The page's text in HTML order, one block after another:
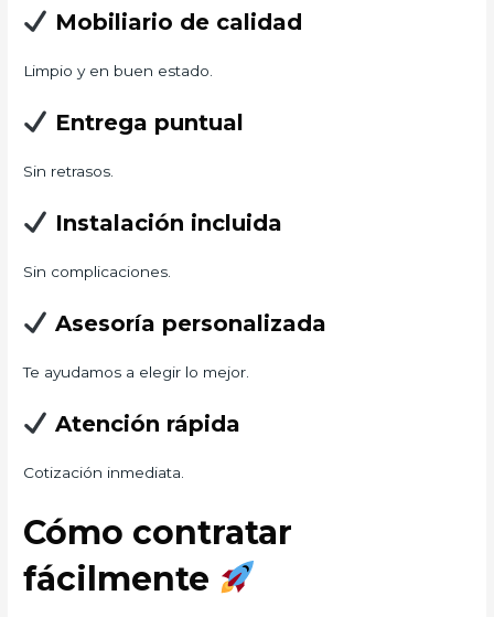
Mobiliario de calidad
Limpio y en buen estado.
Entrega puntual
Sin retrasos.
Instalación incluida
Sin complicaciones.
Asesoría personalizada
Te ayudamos a elegir lo mejor.
Atención rápida
Cotización inmediata.
Cómo contratar
fácilmente